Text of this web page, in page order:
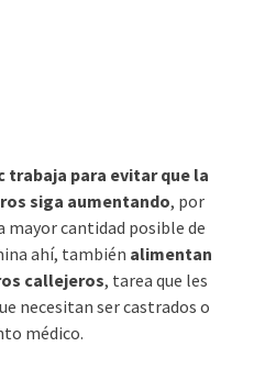
trabaja para evitar que la
siga aumentando, por
cantidad posible de
ahí, también alimentan
callejeros, tarea que les
necesitan ser castrados o
médico.